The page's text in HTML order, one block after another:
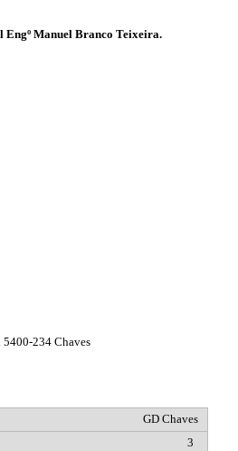
Engº Manuel Branco Teixeira.
234 Chaves
GD Chaves
3